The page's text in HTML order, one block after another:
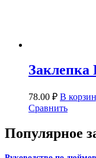
Заклепка
78.00 ₽ В
Сравнить
Популярное